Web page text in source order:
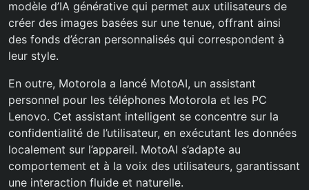
modèle d’IA générative qui permet aux utilisateurs de
créer des images basées sur une tenue, offrant ainsi
des fonds d’écran personnalisés qui correspondent à
leur style.
En outre, Motorola a lancé MotoAI, un assistant
personnel pour les téléphones Motorola et les PC
Lenovo. Cet assistant intelligent se concentre sur la
confidentialité de l’utilisateur, en exécutant les données
localement sur l’appareil. MotoAI s’adapte au
comportement et à la voix des utilisateurs, garantissant
une interaction fluide et naturelle.